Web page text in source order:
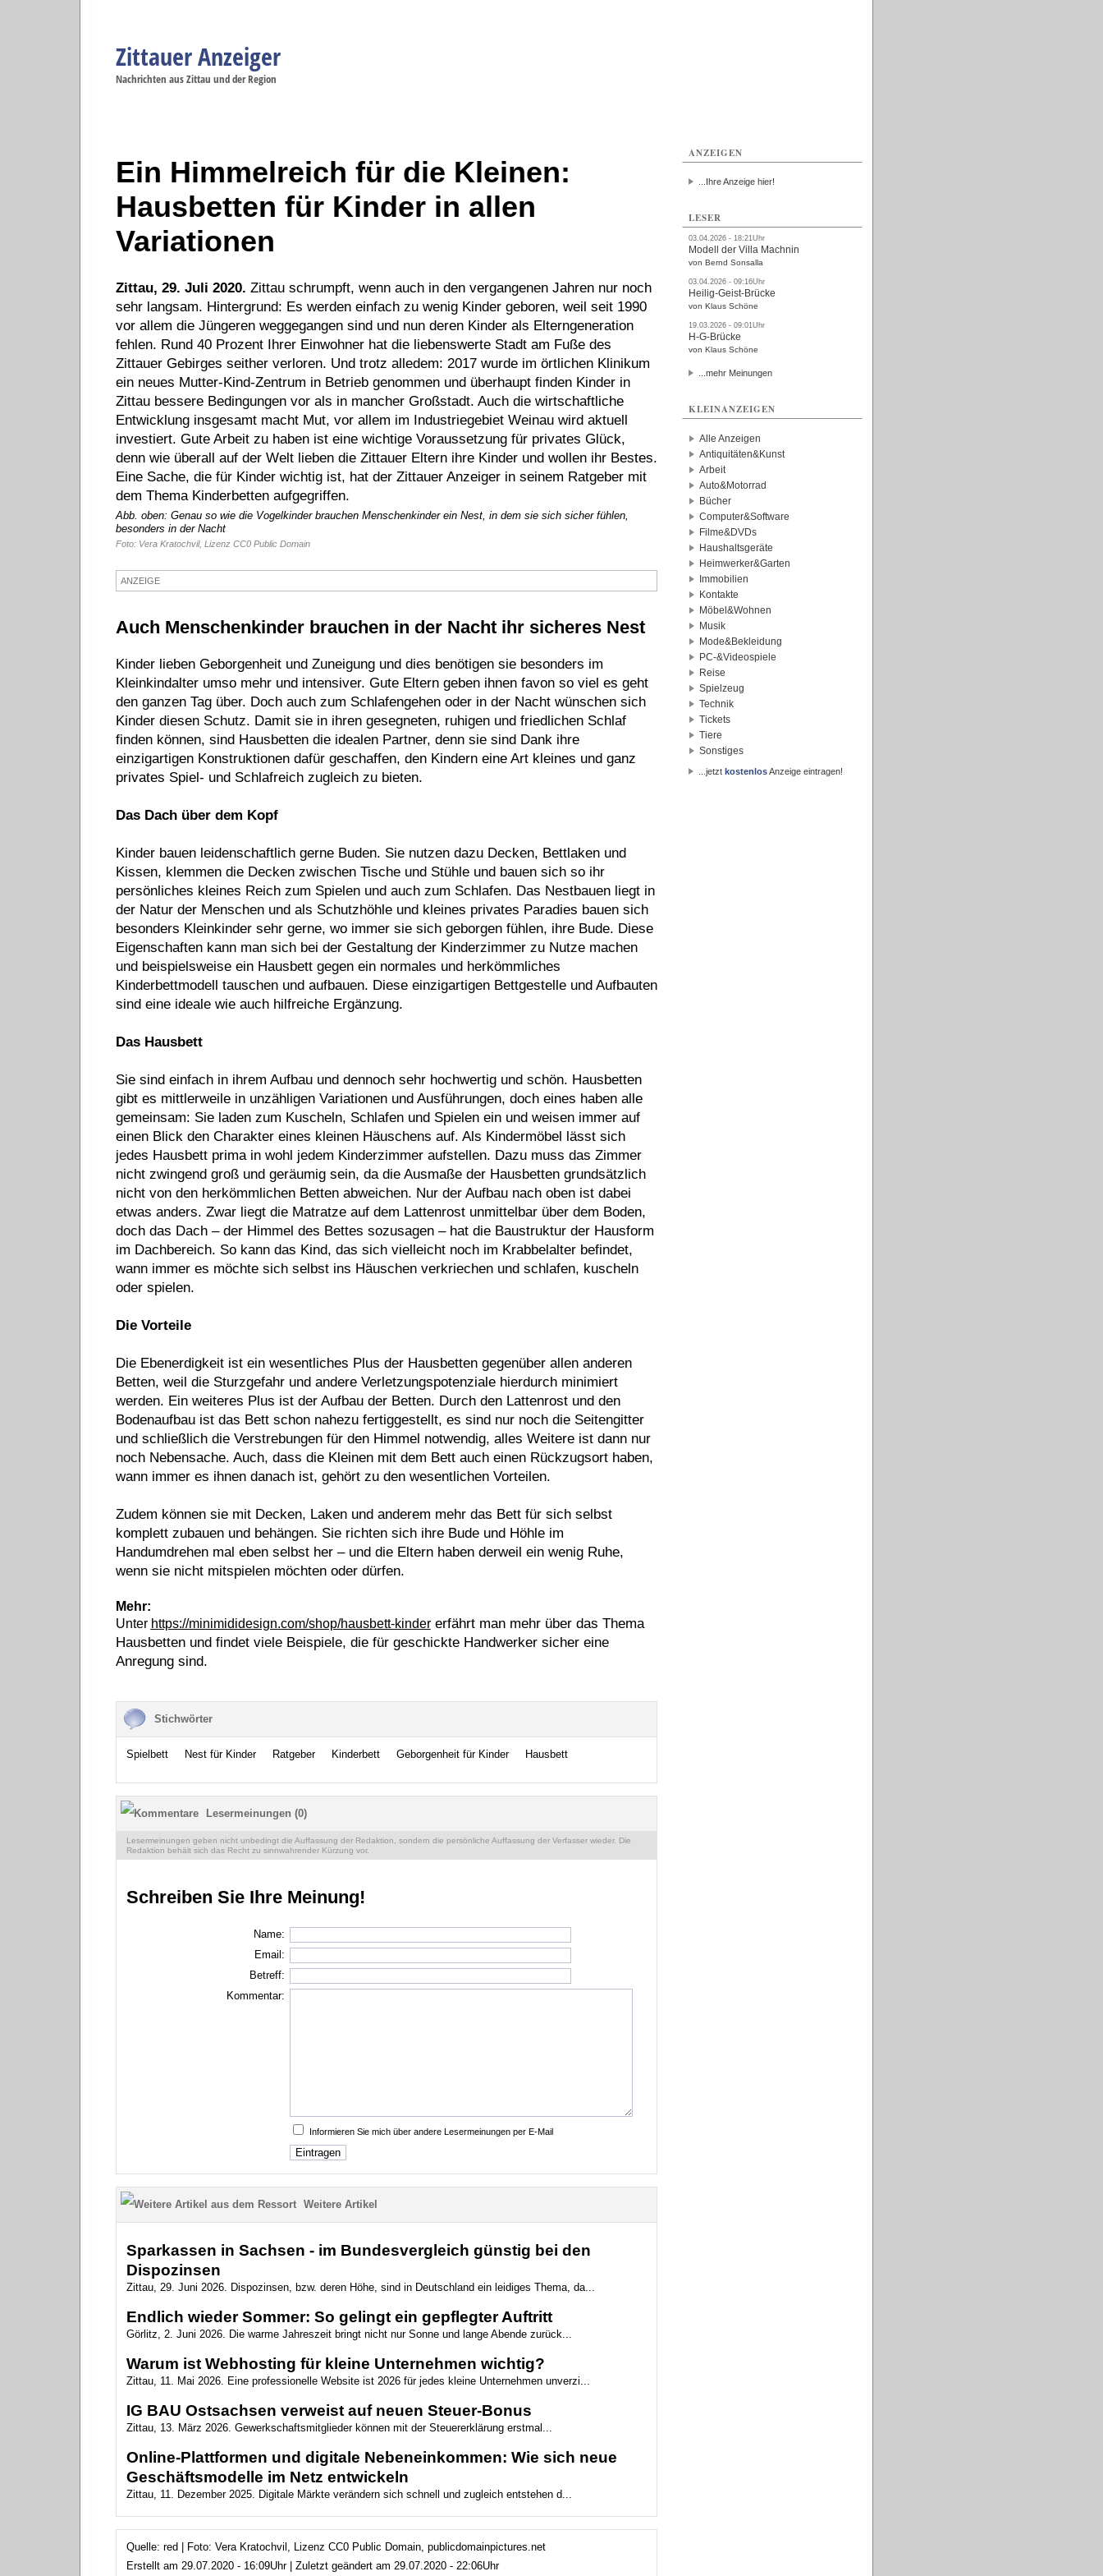
Zittauer Anzeiger
Nachrichten aus Zittau und der Region
Ein Himmelreich für die Kleinen:
Hausbetten für Kinder in allen
Variationen
Zittau, 29. Juli 2020. Zittau schrumpft, wenn auch in den vergangenen Jahren nur noch
sehr langsam. Hintergrund: Es werden einfach zu wenig Kinder geboren, weil seit 1990
vor allem die Jüngeren weggegangen sind und nun deren Kinder als Elterngeneration
fehlen. Rund 40 Prozent Ihrer Einwohner hat die liebenswerte Stadt am Fuße des
Zittauer Gebirges seither verloren. Und trotz alledem: 2017 wurde im örtlichen Klinikum
ein neues Mutter-Kind-Zentrum in Betrieb genommen und überhaupt finden Kinder in
Zittau bessere Bedingungen vor als in mancher Großstadt. Auch die wirtschaftliche
Entwicklung insgesamt macht Mut, vor allem im Industriegebiet Weinau wird aktuell
investiert. Gute Arbeit zu haben ist eine wichtige Voraussetzung für privates Glück,
denn wie überall auf der Welt lieben die Zittauer Eltern ihre Kinder und wollen ihr Bestes.
Eine Sache, die für Kinder wichtig ist, hat der Zittauer Anzeiger in seinem Ratgeber mit
dem Thema Kinderbetten aufgegriffen.
Abb. oben: Genau so wie die Vogelkinder brauchen Menschenkinder ein Nest, in dem sie sich sicher fühlen,
besonders in der Nacht
Foto: Vera Kratochvil, Lizenz CC0 Public Domain
ANZEIGE
Auch Menschenkinder brauchen in der Nacht ihr sicheres Nest
Kinder lieben Geborgenheit und Zuneigung und dies benötigen sie besonders im
Kleinkindalter umso mehr und intensiver. Gute Eltern geben ihnen favon so viel es geht
den ganzen Tag über. Doch auch zum Schlafengehen oder in der Nacht wünschen sich
Kinder diesen Schutz. Damit sie in ihren gesegneten, ruhigen und friedlichen Schlaf
finden können, sind Hausbetten die idealen Partner, denn sie sind Dank ihre
einzigartigen Konstruktionen dafür geschaffen, den Kindern eine Art kleines und ganz
privates Spiel- und Schlafreich zugleich zu bieten.
Das Dach über dem Kopf
Kinder bauen leidenschaftlich gerne Buden. Sie nutzen dazu Decken, Bettlaken und
Kissen, klemmen die Decken zwischen Tische und Stühle und bauen sich so ihr
persönliches kleines Reich zum Spielen und auch zum Schlafen. Das Nestbauen liegt in
der Natur der Menschen und als Schutzhöhle und kleines privates Paradies bauen sich
besonders Kleinkinder sehr gerne, wo immer sie sich geborgen fühlen, ihre Bude. Diese
Eigenschaften kann man sich bei der Gestaltung der Kinderzimmer zu Nutze machen
und beispielsweise ein Hausbett gegen ein normales und herkömmliches
Kinderbettmodell tauschen und aufbauen. Diese einzigartigen Bettgestelle und Aufbauten
sind eine ideale wie auch hilfreiche Ergänzung.
Das Hausbett
Sie sind einfach in ihrem Aufbau und dennoch sehr hochwertig und schön. Hausbetten
gibt es mittlerweile in unzähligen Variationen und Ausführungen, doch eines haben alle
gemeinsam: Sie laden zum Kuscheln, Schlafen und Spielen ein und weisen immer auf
einen Blick den Charakter eines kleinen Häuschens auf. Als Kindermöbel lässt sich
jedes Hausbett prima in wohl jedem Kinderzimmer aufstellen. Dazu muss das Zimmer
nicht zwingend groß und geräumig sein, da die Ausmaße der Hausbetten grundsätzlich
nicht von den herkömmlichen Betten abweichen. Nur der Aufbau nach oben ist dabei
etwas anders. Zwar liegt die Matratze auf dem Lattenrost unmittelbar über dem Boden,
doch das Dach – der Himmel des Bettes sozusagen – hat die Baustruktur der Hausform
im Dachbereich. So kann das Kind, das sich vielleicht noch im Krabbelalter befindet,
wann immer es möchte sich selbst ins Häuschen verkriechen und schlafen, kuscheln
oder spielen.
Die Vorteile
Die Ebenerdigkeit ist ein wesentliches Plus der Hausbetten gegenüber allen anderen
Betten, weil die Sturzgefahr und andere Verletzungspotenziale hierdurch minimiert
werden. Ein weiteres Plus ist der Aufbau der Betten. Durch den Lattenrost und den
Bodenaufbau ist das Bett schon nahezu fertiggestellt, es sind nur noch die Seitengitter
und schließlich die Verstrebungen für den Himmel notwendig, alles Weitere ist dann nur
noch Nebensache. Auch, dass die Kleinen mit dem Bett auch einen Rückzugsort haben,
wann immer es ihnen danach ist, gehört zu den wesentlichen Vorteilen.
Zudem können sie mit Decken, Laken und anderem mehr das Bett für sich selbst
komplett zubauen und behängen. Sie richten sich ihre Bude und Höhle im
Handumdrehen mal eben selbst her – und die Eltern haben derweil ein wenig Ruhe,
wenn sie nicht mitspielen möchten oder dürfen.
Mehr:
Unter https://minimididesign.com/shop/hausbett-kindererfährt man mehr über das Thema
Hausbetten und findet viele Beispiele, die für geschickte Handwerker sicher eine
Anregung sind.
Stichwörter
Spielbett Nest für Kinder Ratgeber Kinderbett Geborgenheit für Kinder Hausbett
Lesermeinungen (0)
Lesermeinungen geben nicht unbedingt die Auffassung der Redaktion, sondern die persönliche Auffassung der Verfasser wieder. Die
Redaktion behält sich das Recht zu sinnwahrender Kürzung vor.
Schreiben Sie Ihre Meinung!
Name:
Email:
Betreff:
Kommentar:
Informieren Sie mich über andere Lesermeinungen per E-Mail
Weitere Artikel
Sparkassen in Sachsen - im Bundesvergleich günstig bei den
Dispozinsen
Zittau, 29. Juni 2026. Dispozinsen, bzw. deren Höhe, sind in Deutschland ein leidiges Thema, da...
Endlich wieder Sommer: So gelingt ein gepflegter Auftritt
Görlitz, 2. Juni 2026. Die warme Jahreszeit bringt nicht nur Sonne und lange Abende zurück...
Warum ist Webhosting für kleine Unternehmen wichtig?
Zittau, 11. Mai 2026. Eine professionelle Website ist 2026 für jedes kleine Unternehmen unverzi...
IG BAU Ostsachsen verweist auf neuen Steuer-Bonus
Zittau, 13. März 2026. Gewerkschaftsmitglieder können mit der Steuererklärung erstmal...
Online-Plattformen und digitale Nebeneinkommen: Wie sich neue
Geschäftsmodelle im Netz entwickeln
Zittau, 11. Dezember 2025. Digitale Märkte verändern sich schnell und zugleich entstehen d...
Quelle: red | Foto: Vera Kratochvil, Lizenz CC0 Public Domain, publicdomainpictures.net
Erstellt am 29.07.2020 - 16:09Uhr | Zuletzt geändert am 29.07.2020 - 22:06Uhr
ANZEIGEN
...Ihre Anzeige hier!
LESER
03.04.2026 - 18:21Uhr
Modell der Villa Machnin
von Bernd Sonsalla
03.04.2026 - 09:16Uhr
Heilig-Geist-Brücke
von Klaus Schöne
19.03.2026 - 09:01Uhr
H-G-Brücke
von Klaus Schöne
...mehr Meinungen
KLEINANZEIGEN
Alle Anzeigen
Antiquitäten&Kunst
Arbeit
Auto&Motorrad
Bücher
Computer&Software
Filme&DVDs
Haushaltsgeräte
Heimwerker&Garten
Immobilien
Kontakte
Möbel&Wohnen
Musik
Mode&Bekleidung
PC-&Videospiele
Reise
Spielzeug
Technik
Tickets
Tiere
Sonstiges
...jetzt kostenlosAnzeige eintragen!